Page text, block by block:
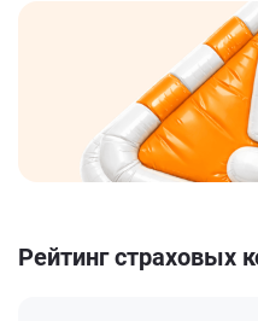
Рейтинг страховых